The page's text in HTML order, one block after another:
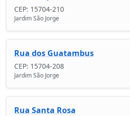
CEP: 15704-210
Jardim São Jorge
Rua dos Guatambus
CEP: 15704-208
Jardim São Jorge
Rua Santa Rosa